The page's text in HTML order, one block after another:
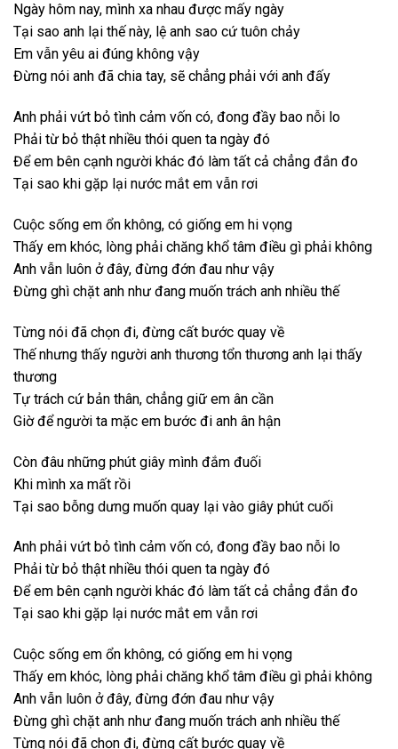
Ngày hôm nay, mình xa nhau được mấy ngày
Tại sao anh lại thế này, lệ anh sao cứ tuôn chảy
Em vẫn yêu ai đúng không vậy
Đừng nói anh đã chia tay, sẽ chẳng phải với anh đấy
Anh phải vứt bỏ tình cảm vốn có, đong đầy bao nỗi lo
Phải từ bỏ thật nhiều thói quen ta ngày đó
Để em bên cạnh người khác đó làm tất cả chẳng đắn đo
Tại sao khi gặp lại nước mắt em vẫn rơi
Cuộc sống em ổn không, có giống em hi vọng
Thấy em khóc, lòng phải chăng khổ tâm điều gì phải không
Anh vẫn luôn ở đây, đừng đớn đau như vậy
Đừng ghì chặt anh như đang muốn trách anh nhiều thế
Từng nói đã chọn đi, đừng cất bước quay về
Thế nhưng thấy người anh thương tổn thương anh lại thấy
thương
Tự trách cứ bản thân, chẳng giữ em ân cần
Giờ để người ta mặc em bước đi anh ân hận
Còn đâu những phút giây mình đắm đuối
Khi mình xa mất rồi
Tại sao bỗng dưng muốn quay lại vào giây phút cuối
Anh phải vứt bỏ tình cảm vốn có, đong đầy bao nỗi lo
Phải từ bỏ thật nhiều thói quen ta ngày đó
Để em bên cạnh người khác đó làm tất cả chẳng đắn đo
Tại sao khi gặp lại nước mắt em vẫn rơi
Cuộc sống em ổn không, có giống em hi vọng
Thấy em khóc, lòng phải chăng khổ tâm điều gì phải không
Anh vẫn luôn ở đây, đừng đớn đau như vậy
Đừng ghì chặt anh như đang muốn trách anh nhiều thế
Từng nói đã chọn đi, đừng cất bước quay về